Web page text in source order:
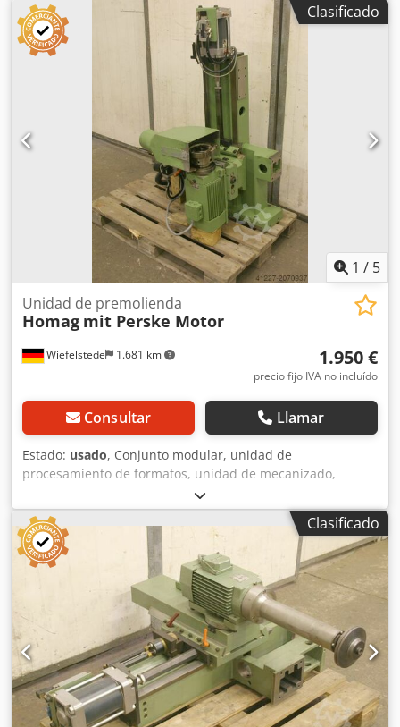
doble extremo, máquina de procesamiento de cantos,
motor de ranurado, motor de mecanizado, motor de
fresado para máquina de procesamiento de cantos -
Módulo de fresado HOMAG: permite realizar rebajes,
ranuras y perfiles -con sensor: en ambos lados -Módulo de
fresado: orientable -1 motor Perske -Potencia: kW -Voltaje:
voltios -Frecuencia: Hz -Velocidad: RPM -Otros motores con
diferentes potencias disponibles con un coste adicional
Cjdpfob R Hkpex Am Tjha -Dimensiones: 650/520/A600 mm
Clasificado
1 / 5
Wiefelstede 1.681 km
Unidad de premolienda
Homag mit Perske Motor
1.950 €
precio fijo IVA no incluído
Consultar Llamar
Estado: usado, Conjunto modular, unidad de
procesamiento de formatos, unidad de mecanizado,
unidad de fresado, unidad de fresado de formas, unidad
de fresado para ensamblaje, unidad de corte, perfiladora
de doble extremo, máquina para el procesamiento de
cantos, motor de ranurado, motor de mecanizado, motor
de fresado para máquina de procesamiento de cantos -
Unidad de fresado HOMAG para fresado de ensamblaje -
Con guía de cola de milano reforzada -Unidad de fresado:
basculante -1 motor Perske -Tipo de motor: KCS 70.12-2D -
Potencia: 3,0/4,4 kW -Tensión: 220/380/380 voltios -
Frecuencia: 50/100 Hz Chsdjb Uhp Hspfx Am Tea -
Velocidad: 2880/5880 rpm -Otros motores con diferentes
potencias disponibles bajo pedido y con un suplemento -
Dimensiones: 1150/600/H1330 mm -Peso: 346 kg
Clasificado